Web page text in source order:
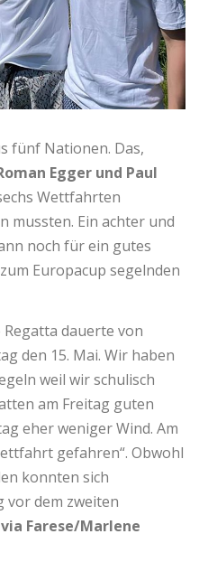
fünf Nationen. Das,
Egger und Paul
Wettfahrten
mussten. Ein achter und
noch für ein gutes
Europacup segelnden
Regatta dauerte von
den 15. Mai. Wir haben
weil wir schulisch
am Freitag guten
eher weniger Wind. Am
gefahren“. Obwohl
konnten sich
vor dem zweiten
Farese/Marlene